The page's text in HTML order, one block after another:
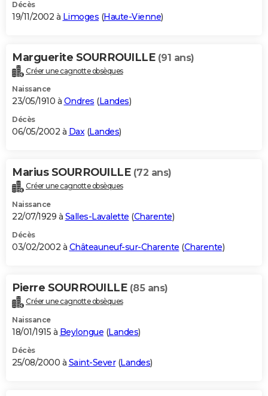
Décès
19/11/2002 à Limoges (Haute-Vienne)
Marguerite SOURROUILLE (91 ans)
Créer une cagnotte obsèques
Naissance
23/05/1910 à Ondres (Landes)
Décès
06/05/2002 à Dax(Landes)
Marius SOURROUILLE (72 ans)
Créer une cagnotte obsèques
Naissance
22/07/1929 à Salles-Lavalette (Charente)
Décès
03/02/2002 à Châteauneuf-sur-Charente (Charente)
Pierre SOURROUILLE (85 ans)
Créer une cagnotte obsèques
Naissance
18/01/1915 à Beylongue (Landes)
Décès
25/08/2000 à Saint-Sever(Landes)